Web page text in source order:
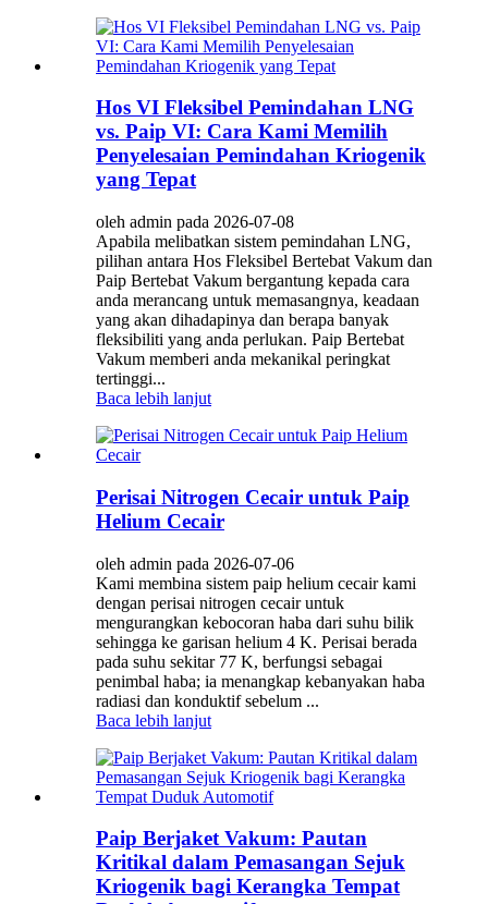
Hos VI Fleksibel Pemindahan LNG
vs. Paip VI: Cara Kami Memilih
Penyelesaian Pemindahan Kriogenik
yang Tepat
oleh admin pada 2026-07-08
Apabila melibatkan sistem pemindahan LNG,
pilihan antara Hos Fleksibel Bertebat Vakum dan
Paip Bertebat Vakum bergantung kepada cara
anda merancang untuk memasangnya, keadaan
yang akan dihadapinya dan berapa banyak
fleksibiliti yang anda perlukan. Paip Bertebat
Vakum memberi anda mekanikal peringkat
tertinggi...
Baca lebih lanjut
Perisai Nitrogen Cecair untuk Paip
Helium Cecair
oleh admin pada 2026-07-06
Kami membina sistem paip helium cecair kami
dengan perisai nitrogen cecair untuk
mengurangkan kebocoran haba dari suhu bilik
sehingga ke garisan helium 4 K. Perisai berada
pada suhu sekitar 77 K, berfungsi sebagai
penimbal haba; ia menangkap kebanyakan haba
radiasi dan konduktif sebelum ...
Baca lebih lanjut
Paip Berjaket Vakum: Pautan
Kritikal dalam Pemasangan Sejuk
Kriogenik bagi Kerangka Tempat